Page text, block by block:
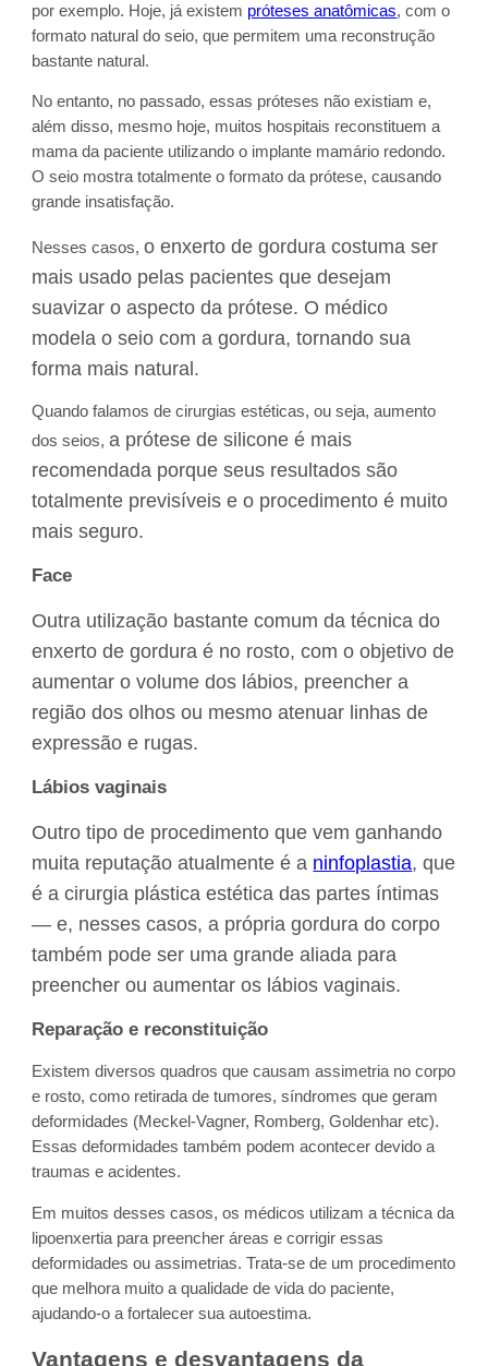
por exemplo. Hoje, já existem próteses anatômicas, com o
formato natural do seio, que permitem uma reconstrução
bastante natural.
No entanto, no passado, essas próteses não existiam e,
além disso, mesmo hoje, muitos hospitais reconstituem a
mama da paciente utilizando o implante mamário redondo.
O seio mostra totalmente o formato da prótese, causando
grande insatisfação.
Nesses casos,o enxerto de gordura costuma ser
mais usado pelas pacientes que desejam
suavizar o aspecto da prótese. O médico
modela o seio com a gordura, tornando sua
forma mais natural.
Quando falamos de cirurgias estéticas, ou seja, aumento
dos seios,a prótese de silicone é mais
recomendada porque seus resultados são
totalmente previsíveis e o procedimento é muito
mais seguro.
Face
Outra utilização bastante comum da técnica do
enxerto de gordura é no rosto, com o objetivo de
aumentar o volume dos lábios, preencher a
região dos olhos ou mesmo atenuar linhas de
expressão e rugas.
Lábios vaginais
Outro tipo de procedimento que vem ganhando
muita reputação atualmente é a ninfoplastia, que
é a cirurgia plástica estética das partes íntimas
— e, nesses casos, a própria gordura do corpo
também pode ser uma grande aliada para
preencher ou aumentar os lábios vaginais.
Reparação e reconstituição
Existem diversos quadros que causam assimetria no corpo
e rosto, como retirada de tumores, síndromes que geram
deformidades (Meckel-Vagner, Romberg, Goldenhar etc).
Essas deformidades também podem acontecer devido a
traumas e acidentes.
Em muitos desses casos, os médicos utilizam a técnica da
lipoenxertia para preencher áreas e corrigir essas
deformidades ou assimetrias. Trata-se de um procedimento
que melhora muito a qualidade de vida do paciente,
ajudando-o a fortalecer sua autoestima.
Vantagens e desvantagens da